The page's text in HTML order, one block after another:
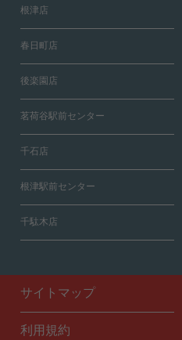
根津店
春日町店
後楽園店
茗荷谷駅前センター
千石店
根津駅前センター
千駄木店
サイトマップ
利用規約